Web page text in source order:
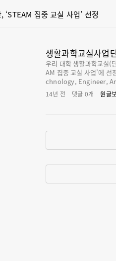
집중 교실 사업’ 선정
생활과학교실사업
우리 대학 생활과학교실(
AM 집중 교실 사업’에 선정되어
chnology, Engineer,
중 2개 이상을 융합시켜 교육하는 것이다. 이번 사업 선
지역 아동센터와 아동보
14년 전 댓글 0개 원글